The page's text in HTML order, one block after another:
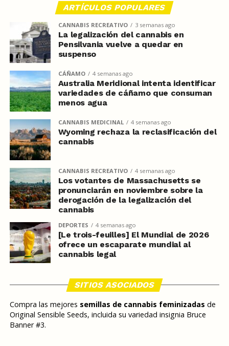
ARTÍCULOS POPULARES
CANNABIS RECREATIVO 3 semanas ago
La legalización del cannabis en
Pensilvania vuelve a quedar en
suspenso
CÁÑAMO 4 semanas ago
Australia Meridional intenta identificar
variedades de cáñamo que consuman
menos agua
CANNABIS MEDICINAL 4 semanas ago
Wyoming rechaza la reclasificación del
cannabis
CANNABIS RECREATIVO 4 semanas ago
Los votantes de Massachusetts se
pronunciarán en noviembre sobre la
derogación de la legalización del
cannabis
DEPORTES 4 semanas ago
[Le trois-feuilles] El Mundial de 2026
ofrece un escaparate mundial al
cannabis legal
SITIOS ASOCIADOS
Compra las mejores semillas de cannabis feminizadas de
Original Sensible Seeds, incluida su variedad insignia Bruce
Banner #3.